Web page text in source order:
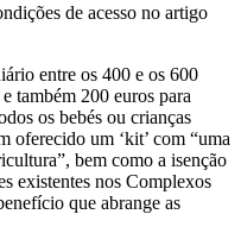
de acesso no artigo
entre os 400 e os 600
também 200 euros para
os bebés ou crianças
oferecido um ‘kit’ com “uma
bem como a isenção
existentes nos Complexos
que abrange as